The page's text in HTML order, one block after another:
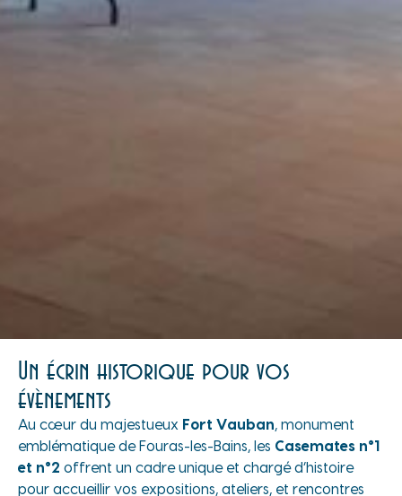
Un écrin historique pour vos
évènements
Au cœur du majestueux Fort Vauban, monument
emblématique de Fouras-les-Bains, les Casemates n°1
et n°2 offrent un cadre unique et chargé d’histoire
pour accueillir vos expositions, ateliers, et rencontres